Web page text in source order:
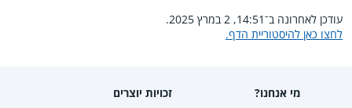
עודכן לאחרונה ב־14:51, 2 במרץ 2025.
לחצו כאן להיסטוריית הדף.
מי אנחנו? זכויות יוצרים